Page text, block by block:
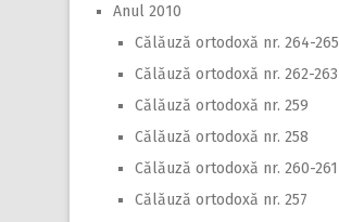
Anul 2010
Călăuză ortodoxă nr. 264-265
Călăuză ortodoxă nr. 262-263
Călăuză ortodoxă nr. 259
Călăuză ortodoxă nr. 258
Călăuză ortodoxă nr. 260-261
Călăuză ortodoxă nr. 257